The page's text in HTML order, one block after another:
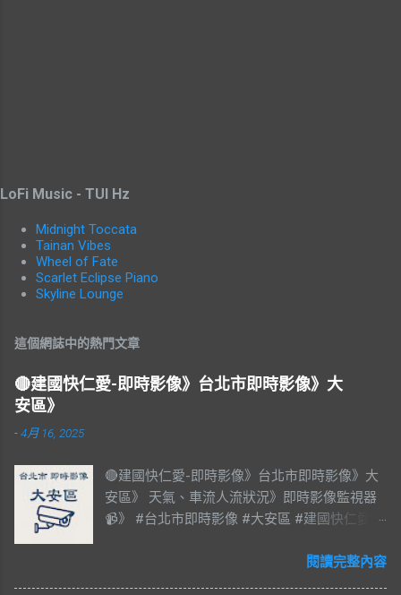
LoFi Music - TUI Hz
Midnight Toccata
Tainan Vibes
Wheel of Fate
Scarlet Eclipse Piano
Skyline Lounge
這個網誌中的熱門文章
🔴建國快仁愛-即時影像》台北市即時影像》大
安區》
-4月 16, 2025
🔴建國快仁愛-即時影像》台北市即時影像》大
安區》 天氣、車流人流狀況》即時影像監視器
📹》 #台北市即時影像 #大安區 #建國快仁愛 #
#LIVE #直播 #即時路況 #即時影像監視器 #台
閱讀完整內容